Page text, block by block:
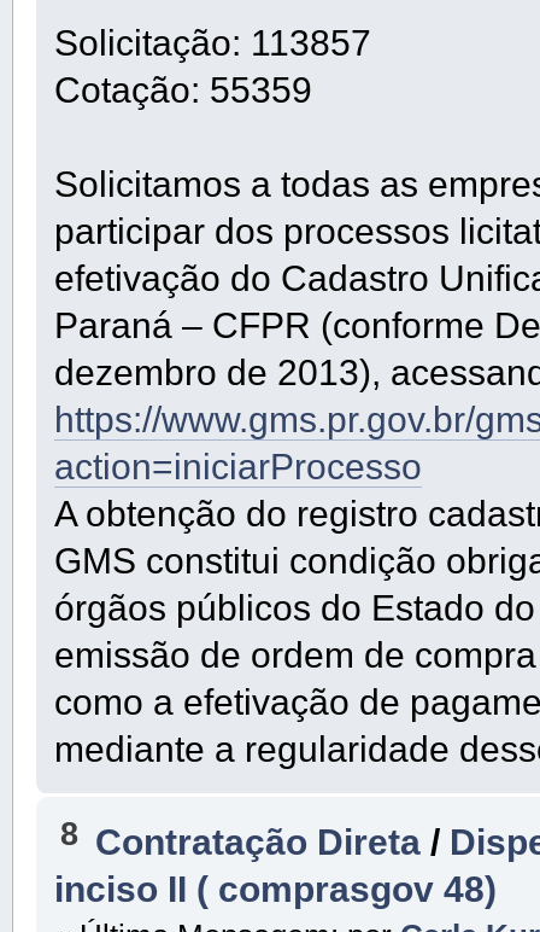
Solicitação: 113857
Cotação: 55359
Solicitamos a todas as
participar dos processos
efetivação do Cadastro
Paraná – CFPR (conforme
dezembro de 2013),
https://www.gms.pr.gov.br/
action=iniciarProcesso
A obtenção do registro
GMS constitui condição
órgãos públicos do Estado
emissão de ordem de
como a efetivação de
mediante a regularidade
8 Contratação Direta/
inciso II ( comprasgov 48)